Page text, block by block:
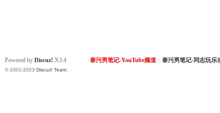
泰污男笔记-YouTube频道 泰污男笔记-同志玩乐
Powered by Discuz! X3.4
© 2001-2023 Discuz! Team.